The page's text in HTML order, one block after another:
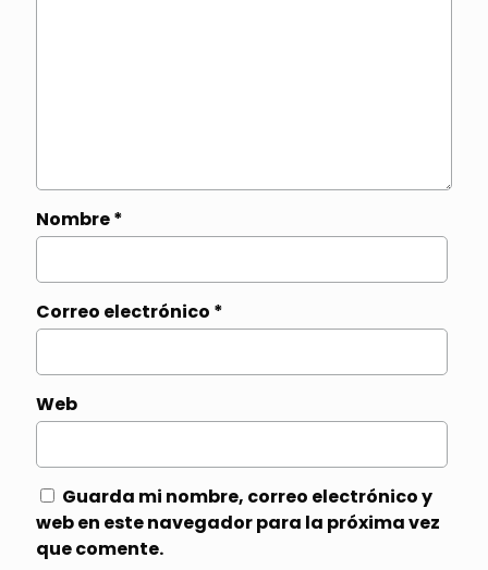
Nombre*
Correo electrónico *
Web
Guarda mi nombre, correo electrónico y
web en este navegador para la próxima vez
que comente.